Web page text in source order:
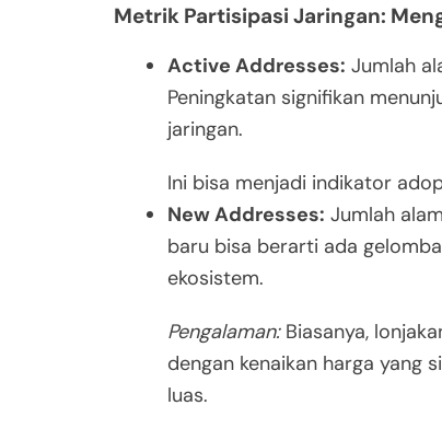
Metrik Partisipasi Jaringan:
Active Addresses: Jumlah
Peningkatan signifikan
jaringan.
Ini bisa menjadi indikator
New Addresses: Jumlah
baru bisa berarti ada
ekosistem.
Pengalaman:Biasanya,
dengan kenaikan harga yang
luas.